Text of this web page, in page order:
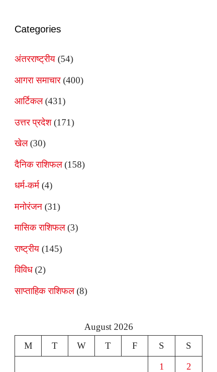
Categories
अंतरराष्ट्रीय (54)
आगरा समाचार(400)
आर्टिकल(431)
उत्तर प्रदेश(171)
खेल(30)
दैनिक राशिफल(158)
धर्म-कर्म (4)
मनोरंजन (31)
मासिक राशिफल(3)
राष्ट्रीय (145)
विविध(2)
साप्ताहिक राशिफल(8)
August 2026
M
T W T F S S
1 2